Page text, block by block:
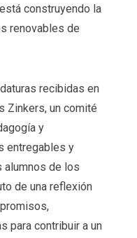
construyendo la
renovables de
recibidas en
Zinkers, un comité
y
entregables y
de los
de una reflexión
para contribuir a un